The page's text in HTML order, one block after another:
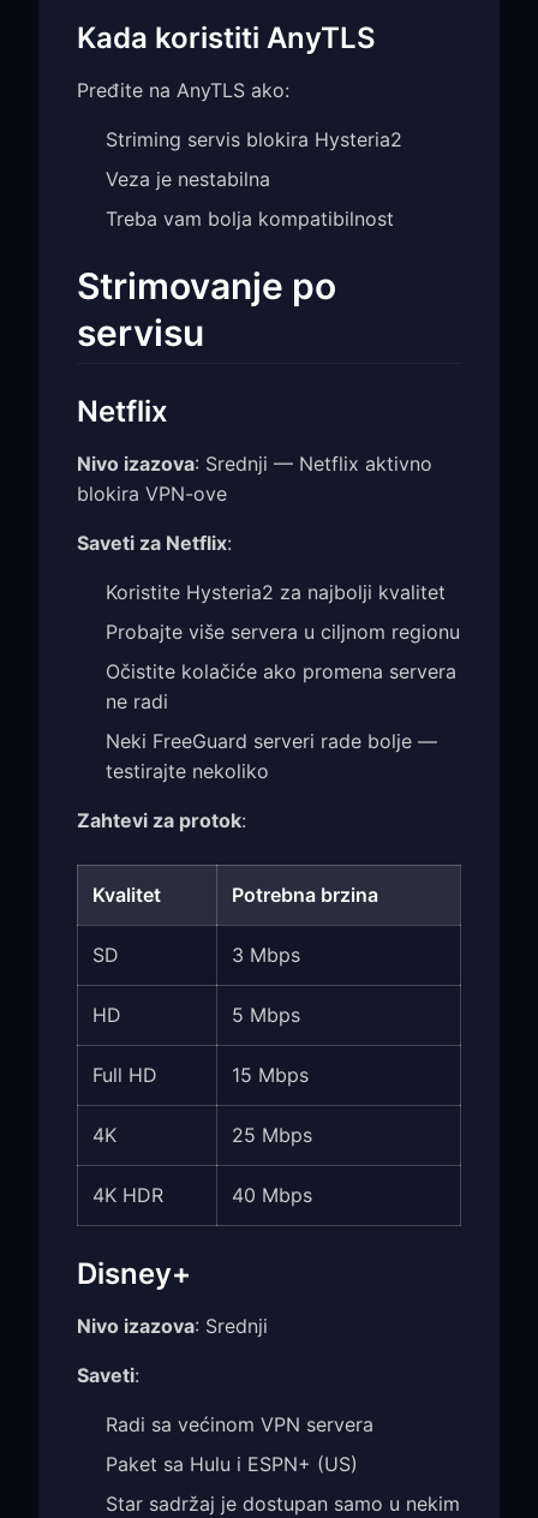
Kada koristiti AnyTLS
Pređite na AnyTLS ako:
Striming servis blokira Hysteria2
Veza je nestabilna
Treba vam bolja kompatibilnost
Strimovanje po
servisu
Netflix
Nivo izazova: Srednji — Netflix aktivno
blokira VPN-ove
Saveti za Netflix:
Koristite Hysteria2 za najbolji kvalitet
Probajte više servera u ciljnom regionu
Očistite kolačiće ako promena servera
ne radi
Neki FreeGuard serveri rade bolje —
testirajte nekoliko
Zahtevi za protok:
Kvalitet Potrebna brzina
SD 3 Mbps
HD 5 Mbps
Full HD 15 Mbps
4K 25 Mbps
4K HDR 40 Mbps
Disney+
Nivo izazova: Srednji
Saveti:
Radi sa većinom VPN servera
Paket sa Hulu i ESPN+ (US)
Star sadržaj je dostupan samo u nekim